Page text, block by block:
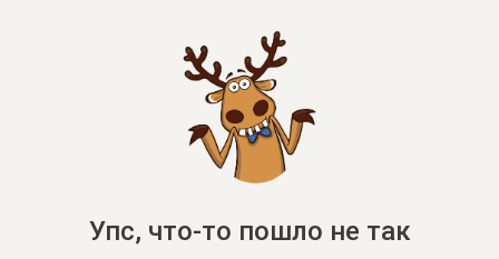
Упс, что-то пошло не так